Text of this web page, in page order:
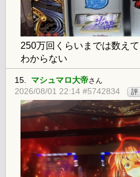
250万回くらいまでは数え
わからない
15. マシュマロ大帝さん
2026/08/01 22:14 #5742834 評